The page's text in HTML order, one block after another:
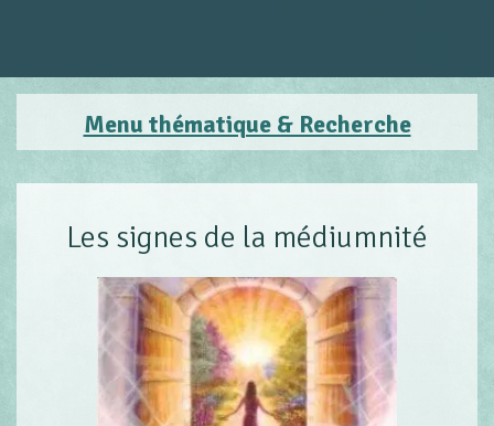
Menu thématique & Recherche
Les signes de la médiumnité